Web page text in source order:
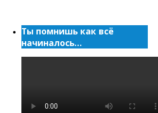
Ты помнишь как всё
начиналось…